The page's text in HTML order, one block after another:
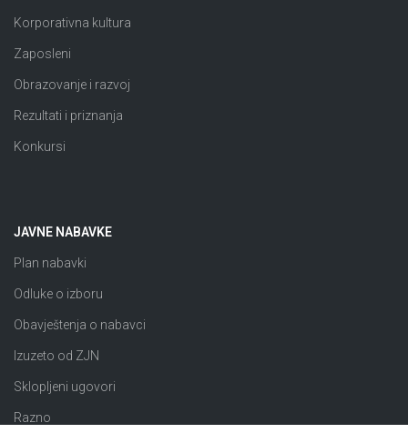
Korporativna kultura
Zaposleni
Obrazovanje i razvoj
Rezultati i priznanja
Konkursi
JAVNE NABAVKE
Plan nabavki
Odluke o izboru
Obavještenja o nabavci
Izuzeto od ZJN
Sklopljeni ugovori
Razno